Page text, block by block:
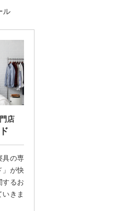
ル
店
具の専
」が快
するお
きま